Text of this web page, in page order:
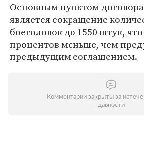
Основным пунктом
является сокращение
боеголовок до 1550 штук, что
процентов меньше, чем
предыдущим соглашением.
Комментарии закрыты за
давности